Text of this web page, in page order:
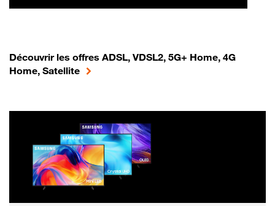
Découvrir les offres ADSL, VDSL2, 5G+ Home, 4G
Home, Satellite